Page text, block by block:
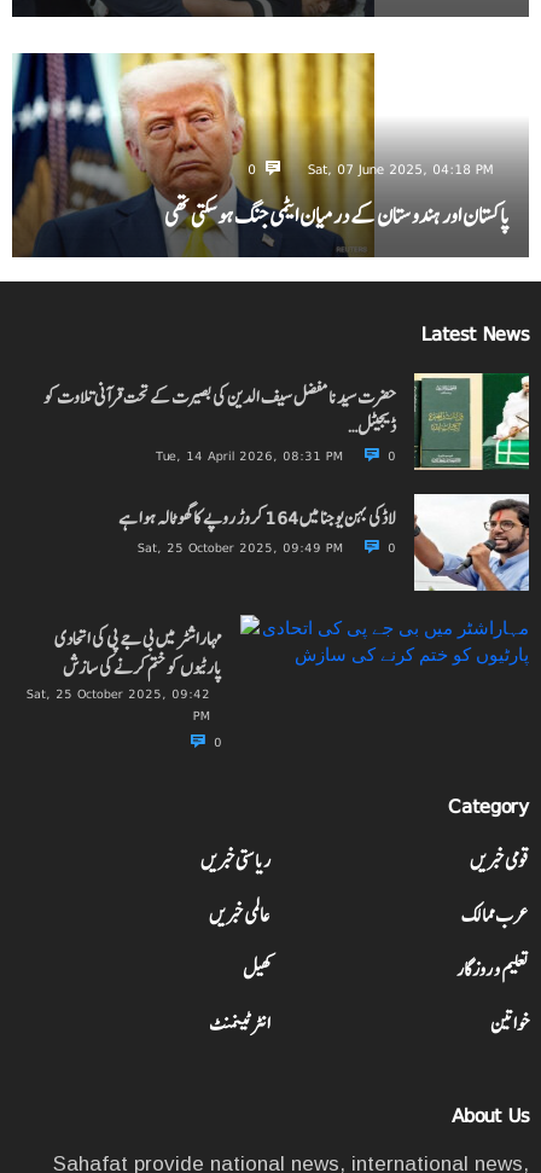
Sat, 07 June 2025, 04:18 PM
0
پاکستان اور ہندوستان کے درمیان ایٹمی جنگ ہو سکتی تھی
Latest News
حضرت سیدنا مفضل سیف الدین کی بصیرت کے تحت قرآنی تلاوت کو
ڈیجیٹل…
Tue, 14 April 2026, 08:31 PM 0
لاڈکی بہن یوجنا میں 164 کروڑ روپے کا گھوٹالہ ہوا ہے
Sat, 25 October 2025, 09:49 PM 0
مہاراشٹر میں بی جے پی کی اتحادی
پارٹیوں کو ختم کرنے کی سازش
Sat, 25 October 2025, 09:42
PM
0
Category
قومی خبریں
ریاستی خبریں
عرب ممالک
عالمی خبریں
تعلیم و روزگار
کھیل
خواتین
انٹرٹینمنٹ
About Us
Sahafat provide national news, international news,